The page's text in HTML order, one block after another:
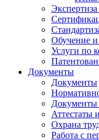
Обучение
Услуги по
Документы
Документы
Документы
Аттестаты
Охрана
Работа с